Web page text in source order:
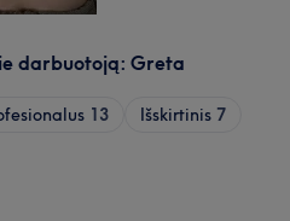
darbuotoją: Greta
13 Išskirtinis 7